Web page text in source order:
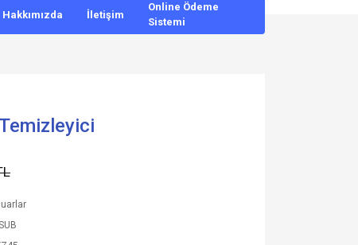
Hakkımızda İletişim
Online Ödeme
Sistemi